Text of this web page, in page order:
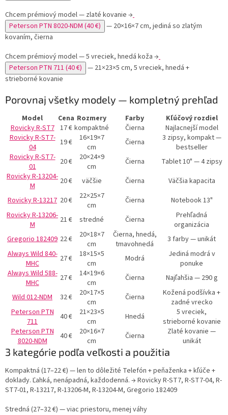
Chcem prémiový model — zlaté kovanie →
Peterson PTN 8020-NDM (40 €) — 20×16×7 cm, jediná so zlatým
kovaním, čierna
Chcem prémiový model — 5 vreciek, hnedá koža →
Peterson PTN 711 (40 €) — 21×23×5 cm, 5 vreciek, hnedá +
strieborné kovanie
Porovnaj všetky modely — kompletný prehľad
Model Cena Rozmery Farby
Kľúčový rozdiel
Rovicky R-ST7 17 € kompaktné Čierna
Najlacnejší model
Rovicky R-ST7-
04
19 €
16×19×7
cm
Čierna
3 zipsy, kompakt —
bestseller
Rovicky R-ST7-
01
20 €
20×24×9
cm
Čierna
Tablet 10" — 4 zipsy
Rovicky R-13204-
M
20 € väčšie Čierna
Väčšia kapacita
Rovicky R-13217 20 €
22×25×7
cm
Čierna
Notebook 13"
Rovicky R-13206-
M
21 € stredné Čierna
Prehľadná
organizácia
Gregorio 182409 22 €
20×18×7
cm
Čierna, hnedá,
tmavohnedá
3 farby — unikát
Always Wild 840-
MHC
27 €
18×15×5
cm
Modrá
Jediná modrá v
ponuke
Always Wild 588-
MHC
27 €
14×19×6
cm
Čierna
Najľahšia — 290 g
Wild 012-NDM
32 €
20×17×5
cm
Čierna
Kožená podšívka +
zadné vrecko
Peterson PTN
711
40 €
21×23×5
cm
Hnedá
5 vreciek,
strieborné kovanie
Peterson PTN
8020-NDM
40 €
20×16×7
cm
Čierna
Zlaté kovanie —
unikát
3 kategórie podľa veľkosti a použitia
Kompaktná (17–22 €) — len to dôležité Telefón + peňaženka + kľúče +
doklady. Ľahká, nenápadná, každodenná. → Rovicky R-ST7, R-ST7-04, R-
ST7-01, R-13217, R-13206-M, R-13204-M, Gregorio 182409
Stredná (27–32 €) — viac priestoru, menej váhy